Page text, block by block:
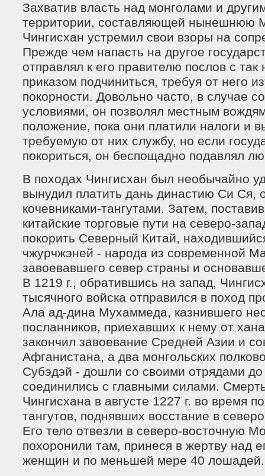
Захватив власть над монголами и
территории, составляющей нынешнюю
Чингисхан устремил свои взоры на
Прежде чем напасть на другое
отправлял к его правителю послов с
приказом подчиниться, требуя от него
покорности. Довольно часто, в случае
условиями, он позволял местным
положение, пока они платили налоги и
требуемую от них службу, но если
покориться, он беспощадно подавлял
В походах Чингисхан был необычайно
вынудил платить дань династию Си Ся,
кочевниками-тангутами. Затем,
китайские торговые пути на северо-
покорить Северный Китай,
чжурчжэней - народа из современной
завоевавшего север страны и
В 1219 г., обратившись на запад,
тысячного войска отправился в поход
Ала ад-дина Мухаммеда, казнившего
посланников, приехавших к нему от
закончил завоевание Средней Азии и
Афганистана, а два монгольских
Субэдэй - дошли со своими отрядами
соединились с главными силами.
Чингисхана в августе 1227 г. во время
тангутов, поднявших восстание в
Его тело отвезли в северо-восточную
похоронили там, принеся в жертву над
женщин и по меньшей мере 40 лошадей.